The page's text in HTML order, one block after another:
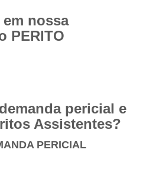
nossa
PERITO
pericial e
Assistentes?
PERICIAL